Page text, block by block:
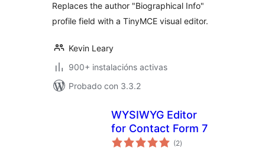
Replaces the author "Biographical Info"
profile field with a TinyMCE visual editor.
Kevin Leary
900+ instalacións activas
Probado con 3.3.2
WYSIWYG Editor
for Contact Form 7
(2valoracións
totais
)